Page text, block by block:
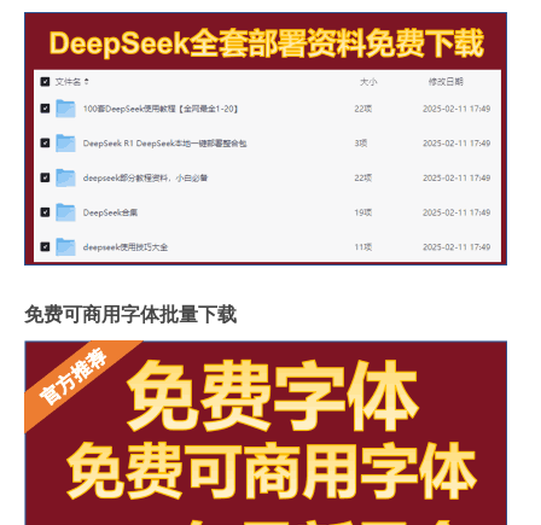
免费可商用字体批量下载